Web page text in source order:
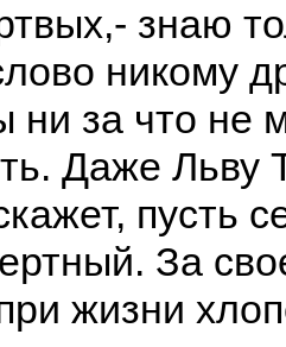
знаю
никому
ни за что не
Даже Льву
пусть
За
жизни